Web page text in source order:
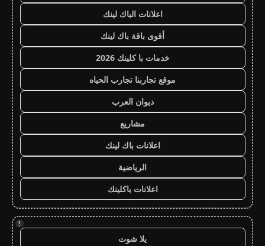
اعلانات الباك لينك
أقوى باقة باك لينك
خدمات با كلينك 2026
موقع تجاربنا تجارب الحياه
ديوان العرب
مشاريع
اعلانات باك لينك
الرياضية
اعلانات باكلينك
!
يلا شوت